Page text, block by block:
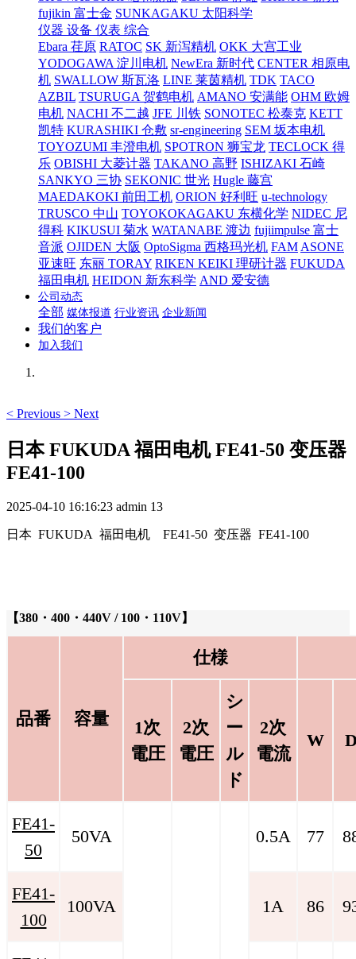
fujikin 富士金 SUNKAGAKU 太阳科学
仪器 设备 仪表 综合
Ebara 荏原 RATOC SK 新泻精机 OKK 大宫工业
YODOGAWA 淀川电机 NewEra 新时代 CENTER 相原电
机 SWALLOW 斯瓦洛 LINE 莱茵精机 TDK TACO
AZBIL TSURUGA 贺鹤电机 AMANO 安满能 OHM 欧姆
电机 NACHI 不二越 JFE 川铁 SONOTEC 松泰克 KETT
凯特 KURASHIKI 仓敷 sr-engineering SEM 坂本电机
TOYOZUMI 丰澄电机 SPOTRON 狮宝龙 TECLOCK 得
乐 OBISHI 大菱计器 TAKANO 高野 ISHIZAKI 石崎
SANKYO 三协 SEKONIC 世光 Hugle 藤宫
MAEDAKOKI 前田工机 ORION 好利旺 u-technology
TRUSCO 中山 TOYOKOKAGAKU 东横化学 NIDEC 尼
得科 KIKUSUI 菊水 WATANABE 渡边 fujiimpulse 富士
音派 OJIDEN 大阪 OptoSigma 西格玛光机 FAM ASONE
亚速旺 东丽 TORAY RIKEN KEIKI 理研计器 FUKUDA
福田电机 HEIDON 新东科学 AND 爱安德
公司动态
全部 媒体报道 行业资讯 企业新闻
我们的客户
加入我们
< Previous > Next
日本 FUKUDA 福田电机 FE41-50 变压器
FE41-100
2025-04-10 16:16:23 admin 13
日本 FUKUDA 福田电机 FE41-50 变压器 FE41-100
【380・400・440V / 100・110V】
品番 容量
仕様
1次
電圧
2次
電圧
シ
ー
ル
ド
2次
電流
W
FE41-
50
50VA 0.5A 77
FE41-
100
100VA 1A 86